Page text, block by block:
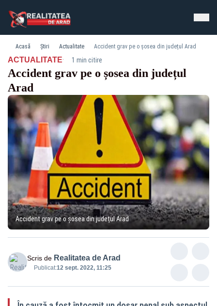
Acasă Știri Actualitate Accident grav pe o șosea din județul Arad
ACTUALITATE· 1 min citire
Accident grav pe o șosea din județul
Arad
Accident grav pe o șosea din județul Arad
Scris de Realitatea de Arad
Publicat:12 sept. 2022, 11:25